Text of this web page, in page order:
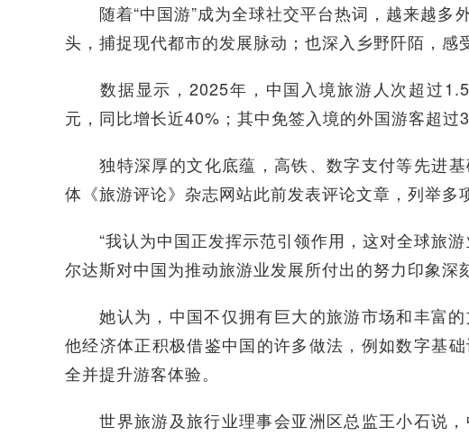
随着“中国游”成为全球社交平台热词，越来越多
头，捕捉现代都市的发展脉动；也深入乡野阡陌，感
数据显示，2025年，中国入境旅游人次超过
元，同比增长近40%；其中免签入境的外国游客超过
独特深厚的文化底蕴，高铁、数字支付等先进
体《旅游评论》杂志网站此前发表评论文章，列举多
“我认为中国正发挥示范引领作用，这对全球旅游
尔达斯对中国为推动旅游业发展所付出的努力印象深
她认为，中国不仅拥有巨大的旅游市场和丰富的
他经济体正积极借鉴中国的许多做法，例如数字基
全并提升游客体验。
世界旅游及旅行业理事会亚洲区总监王小石说，